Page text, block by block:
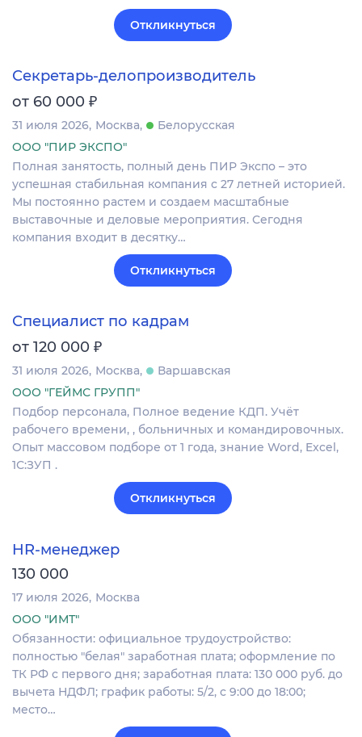
Откликнуться
Секретарь-делопроизводитель
от 60 000 ₽
31 июля 2026 Москва
Белорусская
ООО "ПИР ЭКСПО"
Полная занятость, полный день ПИР Экспо – это
успешная стабильная компания с 27 летней историей.
Мы постоянно растем и создаем масштабные
выставочные и деловые мероприятия. Сегодня
компания входит в десятку…
Откликнуться
Специалист по кадрам
от 120 000 ₽
31 июля 2026 Москва
Варшавская
ООО "ГЕЙМС ГРУПП"
Подбор персонала, Полное ведение КДП. Учёт
рабочего времени, , больничных и командировочных.
Опыт массовом подборе от 1 года, знание Word, Excel,
1С:ЗУП .
Откликнуться
HR-менеджер
130 000
17 июля 2026 Москва
ООО "ИМТ"
Обязанности: официальное трудоустройство:
полностью "белая" заработная плата; оформление по
ТК РФ с первого дня; заработная плата: 130 000 руб. до
вычета НДФЛ; график работы: 5/2, с 9:00 до 18:00;
место…